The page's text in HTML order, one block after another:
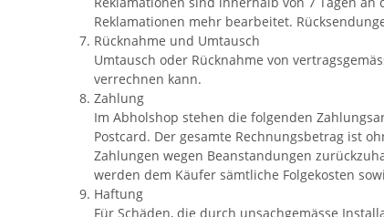
Reklamationen mehr bearbeitet.
Rücknahme und Umtausch
Umtausch oder Rücknahme von
verrechnen kann.
Zahlung
Im Abholshop stehen die folgenden
Postcard. Der gesamte Rechnungsbetrag ist
Zahlungen wegen Beanstandungen
werden dem Käufer sämtliche Folgekosten
Haftung
Für Schäden, die durch unsachgemässe